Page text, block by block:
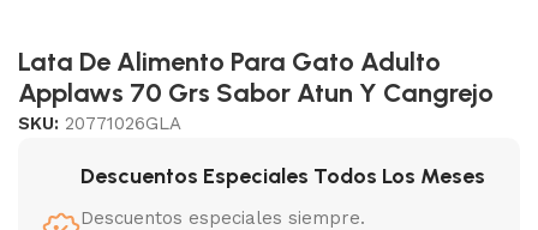
Lata De Alimento Para Gato Adulto
Applaws 70 Grs Sabor Atun Y Cangrejo
SKU: 20771026GLA
Descuentos Especiales Todos Los Meses
Descuentos especiales siempre.